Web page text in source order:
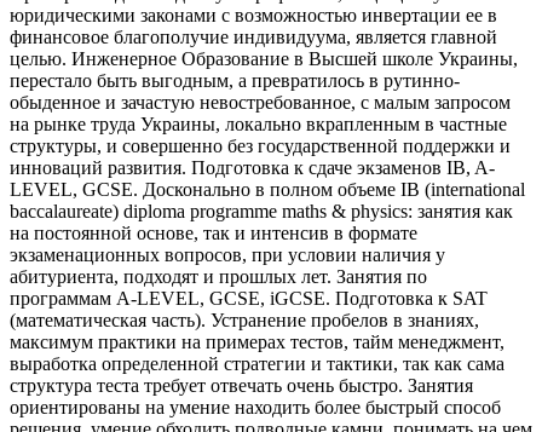
юридическими законами с возможностью инвертации ее в
финансовое благополучие индивидуума, является главной
целью. Инженерное Образование в Высшей школе Украины,
перестало быть выгодным, а превратилось в рутинно-
обыденное и зачастую невостребованное, с малым запросом
на рынке труда Украины, локально вкрапленным в частные
структуры, и совершенно без государственной поддержки и
инноваций развития. Подготовка к сдаче экзаменов IB, A-
LEVEL, GCSE. Досконально в полном объеме IB (international
baccalaureate) diploma programme maths & physics: занятия как
на постоянной основе, так и интенсив в формате
экзаменационных вопросов, при условии наличия у
абитуриента, подходят и прошлых лет. Занятия по
программам A-LEVEL, GCSE, iGCSE. Подготовка к SAT
(математическая часть). Устранение пробелов в знаниях,
максимум практики на примерах тестов, тайм менеджмент,
выработка определенной стратегии и тактики, так как сама
структура теста требует отвечать очень быстро. Занятия
ориентированы на умение находить более быстрый способ